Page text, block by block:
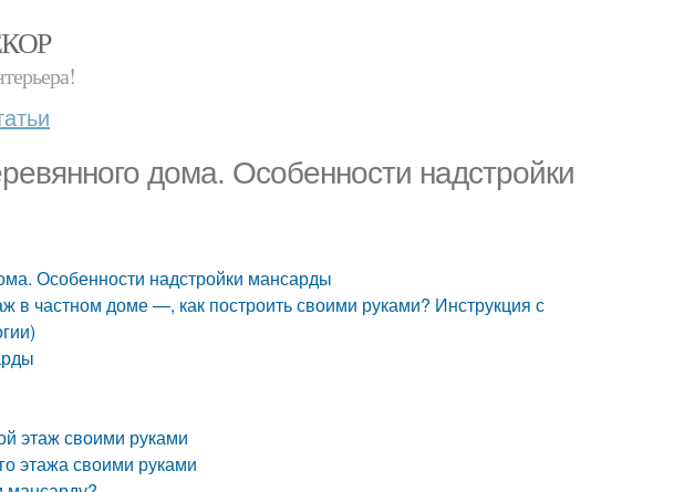
дома. Особенности надстройки
Особенности надстройки мансарды
в частном доме —, как построить своими руками? Инструкция с
этаж своими руками
этажа своими руками